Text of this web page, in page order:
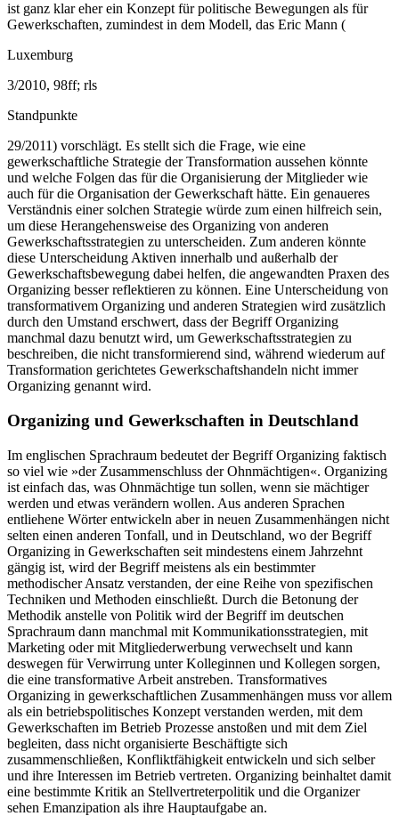
ist ganz klar eher ein Konzept für politische Bewegungen als für
Gewerkschaften, zumindest in dem Modell, das Eric Mann (
Luxemburg
3/2010, 98ff; rls
Standpunkte
29/2011) vorschlägt. Es stellt sich die Frage, wie eine
gewerkschaftliche Strategie der Transformation aussehen könnte
und welche Folgen das für die Organisierung der Mitglieder wie
auch für die Organisation der Gewerkschaft hätte. Ein genaueres
Verständnis einer solchen Strategie würde zum einen hilfreich sein,
um diese Herangehensweise des Organizing von anderen
Gewerkschaftsstrategien zu unterscheiden. Zum anderen könnte
diese Unterscheidung Aktiven innerhalb und außerhalb der
Gewerkschaftsbewegung dabei helfen, die angewandten Praxen des
Organizing besser reflektieren zu können. Eine Unterscheidung von
transformativem Organizing und anderen Strategien wird zusätzlich
durch den Umstand erschwert, dass der Begriff Organizing
manchmal dazu benutzt wird, um Gewerkschaftsstrategien zu
beschreiben, die nicht transformierend sind, während wiederum auf
Transformation gerichtetes Gewerkschaftshandeln nicht immer
Organizing genannt wird.
Organizing und Gewerkschaften in Deutschland
Im englischen Sprachraum bedeutet der Begriff Organizing faktisch
so viel wie »der Zusammenschluss der Ohnmächtigen«. Organizing
ist einfach das, was Ohnmächtige tun sollen, wenn sie mächtiger
werden und etwas verändern wollen. Aus anderen Sprachen
entliehene Wörter entwickeln aber in neuen Zusammenhängen nicht
selten einen anderen Tonfall, und in Deutschland, wo der Begriff
Organizing in Gewerkschaften seit mindestens einem Jahrzehnt
gängig ist, wird der Begriff meistens als ein bestimmter
methodischer Ansatz verstanden, der eine Reihe von spezifischen
Techniken und Methoden einschließt. Durch die Betonung der
Methodik anstelle von Politik wird der Begriff im deutschen
Sprachraum dann manchmal mit Kommunikationsstrategien, mit
Marketing oder mit Mitgliederwerbung verwechselt und kann
deswegen für Verwirrung unter Kolleginnen und Kollegen sorgen,
die eine transformative Arbeit anstreben. Transformatives
Organizing in gewerkschaftlichen Zusammenhängen muss vor allem
als ein betriebspolitisches Konzept verstanden werden, mit dem
Gewerkschaften im Betrieb Prozesse anstoßen und mit dem Ziel
begleiten, dass nicht organisierte Beschäftigte sich
zusammenschließen, Konfliktfähigkeit entwickeln und sich selber
und ihre Interessen im Betrieb vertreten. Organizing beinhaltet damit
eine bestimmte Kritik an Stellvertreterpolitik und die Organizer
sehen Emanzipation als ihre Hauptaufgabe an.